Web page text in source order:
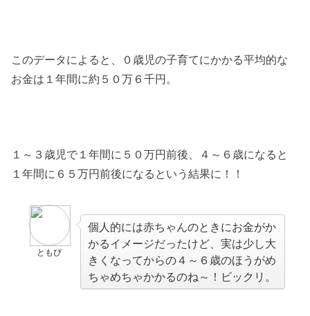
このデータによると、０歳児の子育てにかかる平均的な
お金は１年間に約５０万６千円。
１～３歳児で１年間に５０万円前後、４～６歳になると
１年間に６５万円前後になるという結果に！！
ともぴ
個人的には赤ちゃんのときにお金がか
かるイメージだったけど、実は少し大
きくなってからの４～６歳のほうがめ
ちゃめちゃかかるのね～！ビックリ。